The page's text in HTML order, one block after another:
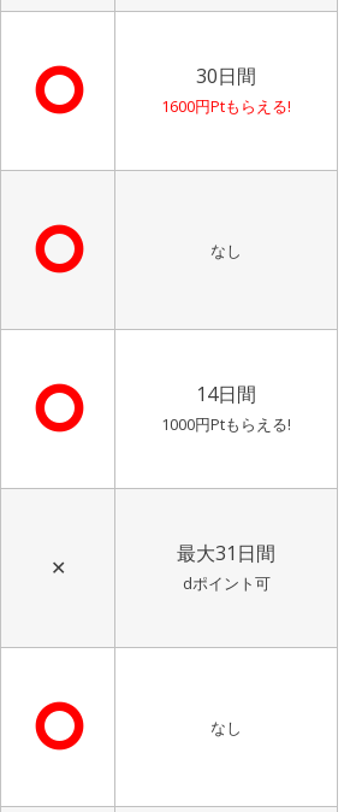
⭘ 30日間
1600円Ptもらえる!
⭘ なし
⭘ 14日間
1000円Ptもらえる!
✕
最大31日間
dポイント可
⭘ なし